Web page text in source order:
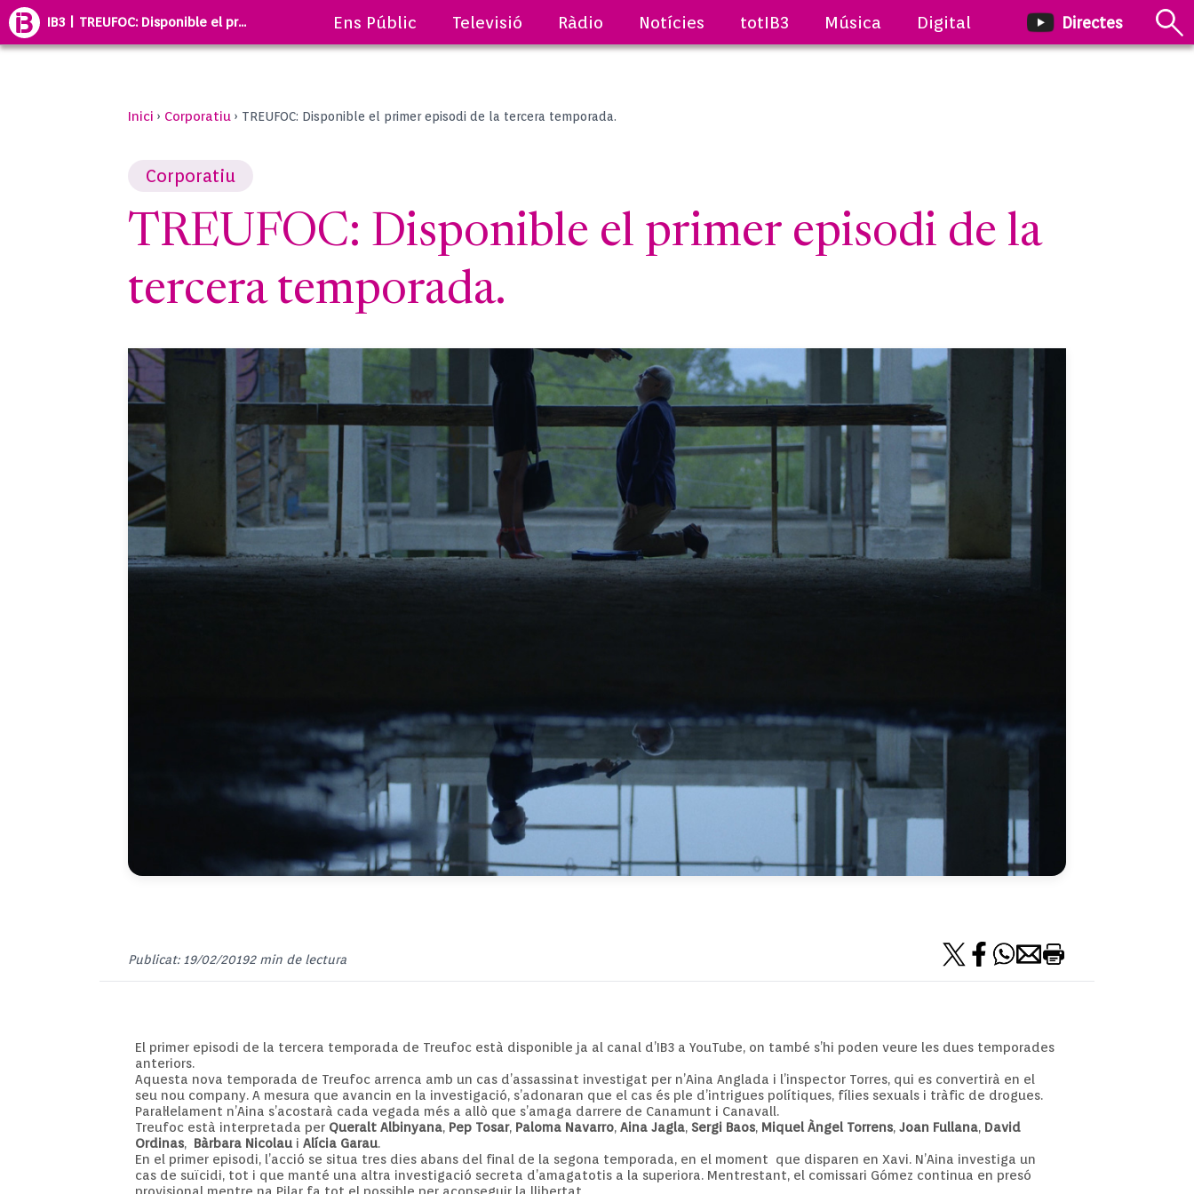
IB3 | TREUFOC: Disponible el pr... Ens Públic Televisió Ràdio Notícies totIB3 Música Digital Directes
Inici › Corporatiu › TREUFOC: Disponible el primer episodi de la tercera temporada.
Corporatiu
TREUFOC: Disponible el primer episodi de la
tercera temporada.
Publicat: 19/02/20192 min de lectura
El primer episodi de la tercera temporada de Treufoc està disponible ja al canal d’IB3 a YouTube, on també s’hi poden veure les dues temporades
anteriors.
Aquesta nova temporada de Treufoc arrenca amb un cas d’assassinat investigat per n’Aina Anglada i l’inspector Torres, qui es convertirà en el
seu nou company. A mesura que avancin en la investigació, s’adonaran que el cas és ple d’intrigues polítiques, fílies sexuals i tràfic de drogues.
Paral·lelament n’Aina s’acostarà cada vegada més a allò que s’amaga darrere de Canamunt i Canavall.
Treufoc està interpretada per Queralt Albinyana, Pep Tosar, Paloma Navarro, Aina Jagla, Sergi Baos, Miquel Àngel Torrens, Joan Fullana, David
Ordinas, Bàrbara Nicolaui Alícia Garau.
En el primer episodi, l’acció se situa tres dies abans del final de la segona temporada, en el moment que disparen en Xavi. N’Aina investiga un
cas de suïcidi, tot i que manté una altra investigació secreta d’amagatotis a la superiora. Mentrestant, el comissari Gómez continua en presó